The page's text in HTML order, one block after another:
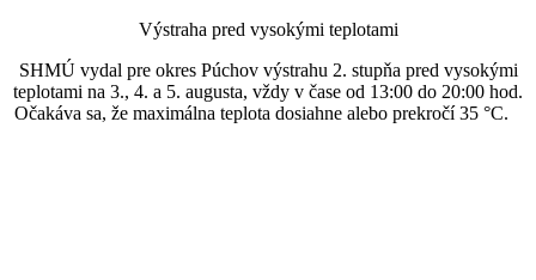
Výstraha pred vysokými teplotami
SHMÚ vydal pre okres Púchov výstrahu 2. stupňa pred vysokými
teplotami na 3., 4. a 5. augusta, vždy v čase od 13:00 do 20:00 hod.
Očakáva sa, že maximálna teplota dosiahne alebo prekročí 35 °C.